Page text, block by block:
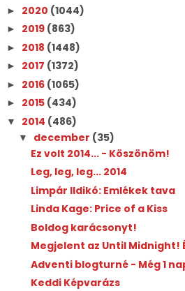
► 2020 (1044)
► 2019 (863)
► 2018 (1448)
► 2017 (1372)
► 2016 (1065)
► 2015 (434)
▼ 2014 (486)
▼ december (35)
Ez volt 2014... - Köszönöm!
Leg, leg, leg... 2014
Limpár Ildikó: Emlékek tava
Linda Kage: Price of a Kiss
Boldog karácsonyt!
Megjelent az Until Midnight!
Adventi blogturné - Még 1
Keddi Képvarázs